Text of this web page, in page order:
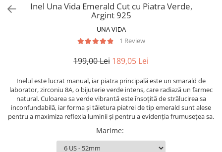
Inel Una Vida Emerald Cut cu Piatra Verde,
Argint 925
UNA VIDA
1 Review
199,00 Lei 189,05 Lei
Inelul este lucrat manual, iar piatra principală este un smarald de
laborator, zirconiu 8A, o bijuterie verde intens, care radiază un farmec
natural. Culoarea sa verde vibrantă este însoțită de strălucirea sa
inconfundabilă, iar forma și tăietura piatrei de tip emerald sunt alese
pentru a maximiza reflexia luminii și pentru a evidenția frumusețea sa.
Marime: